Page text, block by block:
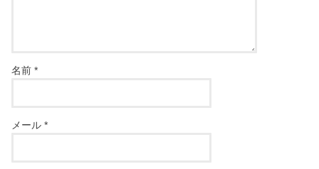
名前*
メール*